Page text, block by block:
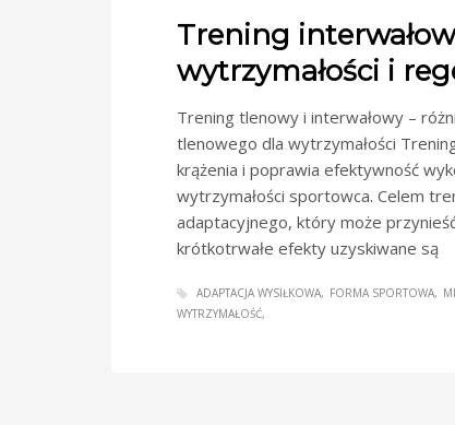
Trening
wytrzymałości i
Trening tlenowy i interwałowy –
tlenowego dla wytrzymałości
krążenia i poprawia efektywność
wytrzymałości sportowca. Celem
adaptacyjnego, który może
krótkotrwałe efekty uzyskiwane są
ADAPTACJA WYSIŁKOWA FORMA SPORTOWA
WYTRZYMAŁOŚĆ